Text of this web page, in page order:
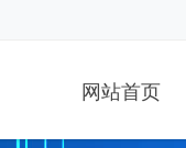
网站首页